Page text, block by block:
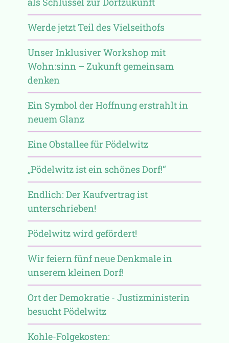
Werde jetzt Teil des Vielseithofs
Unser Inklusiver Workshop mit
Wohn:sinn – Zukunft gemeinsam
denken
Ein Symbol der Hoffnung erstrahlt in
neuem Glanz
Eine Obstallee für Pödelwitz
„Pödelwitz ist ein schönes Dorf!“
Endlich: Der Kaufvertrag ist
unterschrieben!
Pödelwitz wird gefördert!
Wir feiern fünf neue Denkmale in
unserem kleinen Dorf!
Ort der Demokratie - Justizministerin
besucht Pödelwitz
Kohle-Folgekosten: